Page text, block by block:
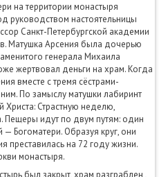
на территории монастыря
руководством настоятельницы
Санкт-Петербургской академии
Матушка Арсения была дочерью
генерала Михаила
жертвовал деньги на храм. Когда
вместе с тремя сёстрами-
По замыслу матушки лабиринт
Страстную неделю,
Пещеры идут по двум путям: один
— Богоматери. Образуя круг, они
преставилась на 72 году жизни.
монастыря.
был закрыт, храм разграблен ,